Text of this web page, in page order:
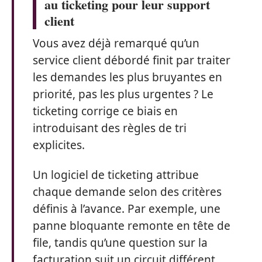
au ticketing pour leur support
client
Vous avez déjà remarqué qu’un
service client débordé finit par traiter
les demandes les plus bruyantes en
priorité, pas les plus urgentes ? Le
ticketing corrige ce biais en
introduisant des règles de tri
explicites.
Un logiciel de ticketing attribue
chaque demande selon des critères
définis à l’avance. Par exemple, une
panne bloquante remonte en tête de
file, tandis qu’une question sur la